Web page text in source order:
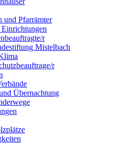
und Pfarrämter
Einrichtungen
r
Mistelbach
r
Übernachtung